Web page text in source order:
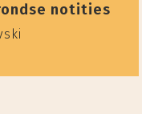
notities